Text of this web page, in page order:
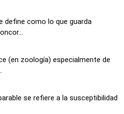
define como lo que guarda
(en zoología) especialmente de
se refiere a la susceptibilidad